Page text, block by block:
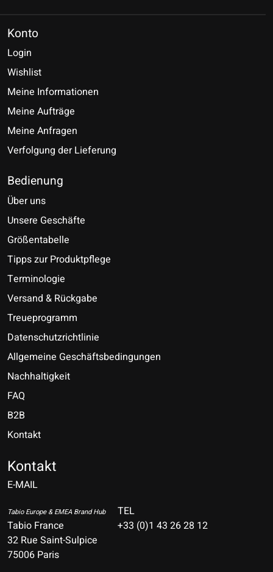
Konto
Login
Wishlist
Meine Informationen
Meine Aufträge
Meine Anfragen
Verfolgung der Lieferung
Bedienung
Über uns
Unsere Geschäfte
Größentabelle
Tipps zur Produktpflege
Terminologie
Versand & Rückgabe
Treueprogramm
Datenschutzrichtlinie
Allgemeine Geschäftsbedingungen
Nachhaltigkeit
FAQ
B2B
Kontakt
Kontakt
E-MAIL
Tabio Europe & EMEA Brand Hub
Tabio France
32 Rue Saint-Sulpice
75006 Paris
TEL
+33 (0)1 43 26 28 12